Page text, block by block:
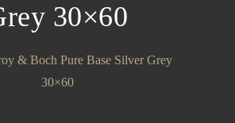
30×60
& Boch Pure Base Silver Grey
30×60